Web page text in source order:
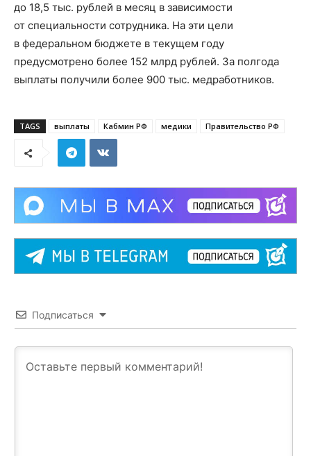
до 18,5 тыс. рублей в месяц в зависимости
от специальности сотрудника. На эти цели
в федеральном бюджете в текущем году
предусмотрено более 152 млрд рублей. За полгода
выплаты получили более 900 тыс. медработников.
TAGS выплаты Кабмин РФ медики Правительство РФ
Подписаться